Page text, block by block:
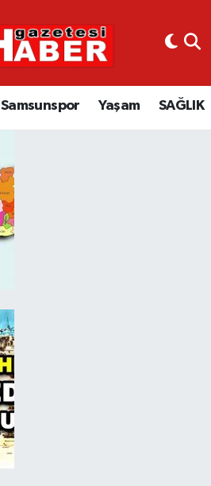
Samsunspor Yaşam SAĞLIK